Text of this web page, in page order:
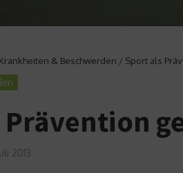
Krankheiten & Beschwerden / Sport als
2013